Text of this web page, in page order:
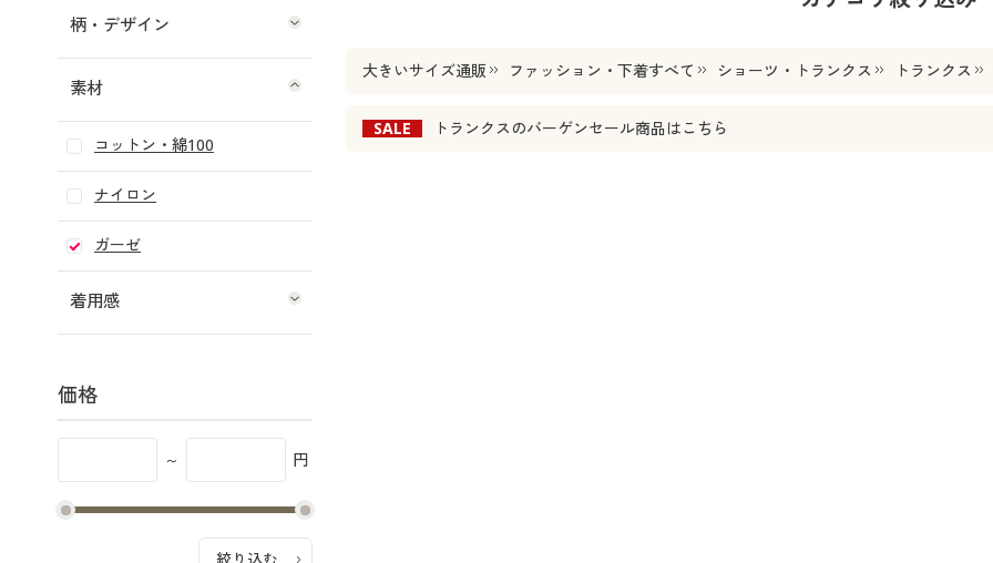
大きいサイズ通販 ファッション・下着すべて ショーツ・トランクス トランクス
SALE トランクスのバーゲンセール商品はこちら
柄・デザイン
素材
コットン・綿100
ナイロン
ガーゼ
着用感
価格
～ 円